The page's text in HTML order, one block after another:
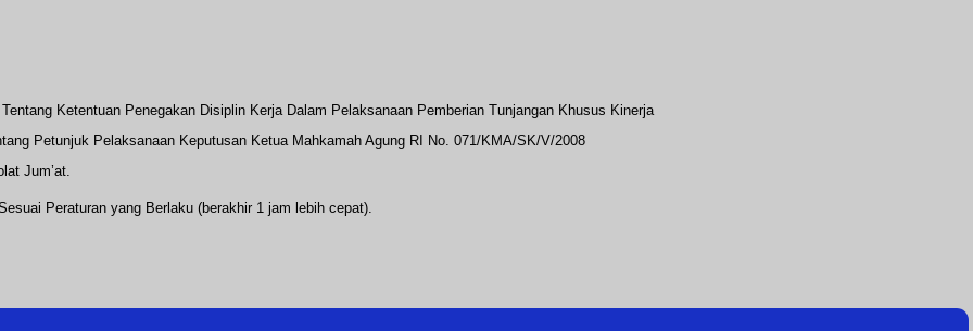
Ketentuan Penegakan Disiplin Kerja Dalam Pelaksanaan Pemberian Tunjangan Khusus Kinerja
Petunjuk Pelaksanaan Keputusan Ketua Mahkamah Agung RI No. 071/KMA/SK/V/2008
Jum’at.
Peraturan yang Berlaku (berakhir 1 jam lebih cepat).